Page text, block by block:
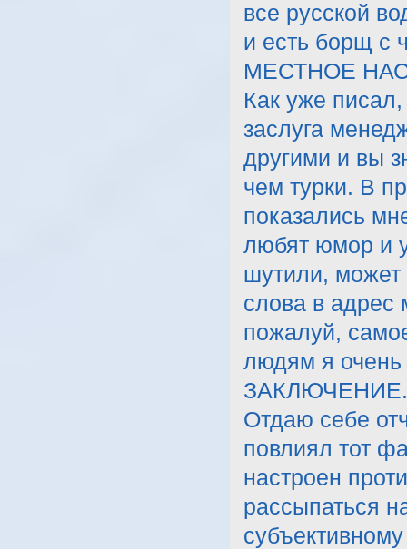
все русской
и есть борщ с
МЕСТНОЕ
Как уже
заслуга
другими и вы
чем турки. В
показались
любят юмор и
шутили, может
слова в адрес
пожалуй,
людям я очень
Отдаю себе
повлиял тот
настроен
рассыпаться